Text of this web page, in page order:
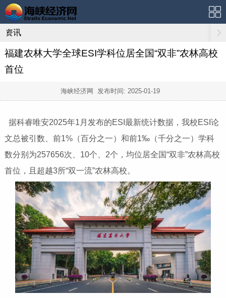
资讯
福建农林大学全球ESI学科位居全国“双非”农林高校
首位
海峡经济网 发布时间: 2025-01-19
据科睿唯安2025年1月发布的ESI最新统计数据，我校ESI论
文总被引数、前1%（百分之一）和前1‰（千分之一）学科
数分别为257656次、10个、2个，均位居全国“双非”农林高校
首位，且超越3所“双一流”农林高校。